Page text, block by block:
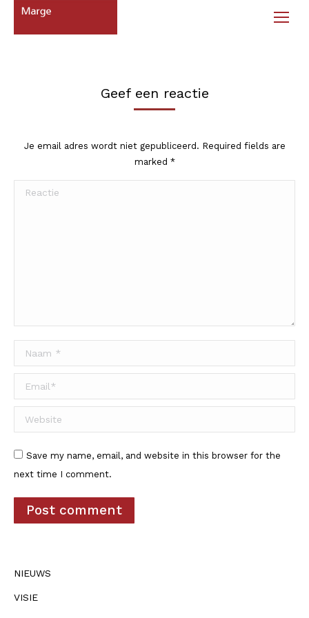
Geef een reactie
Je email adres wordt niet gepubliceerd. Required fields are
marked *
Reactie
Naam *
Email *
Website
Save my name, email, and website in this browser for the
next time I comment.
Post comment
NIEUWS
VISIE